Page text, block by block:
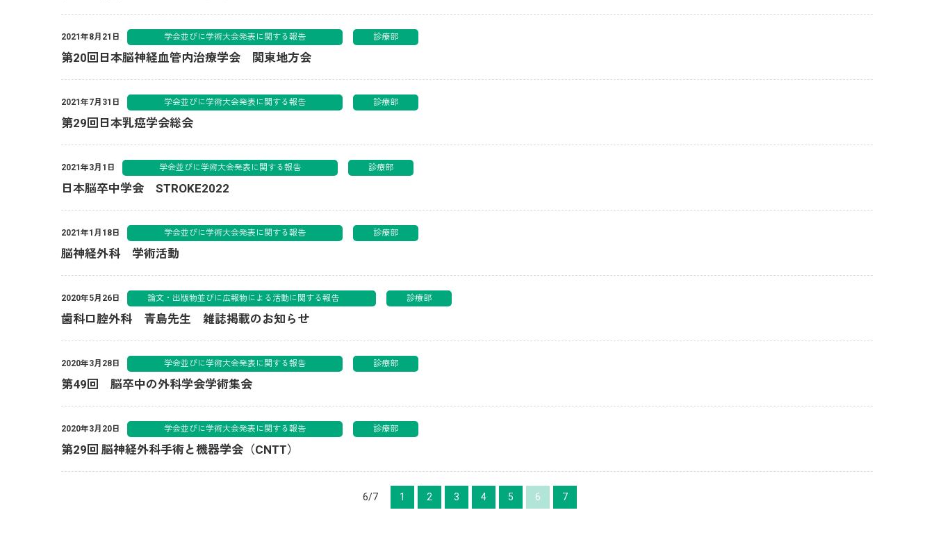
2021年8月21日 学会並びに学術大会発表に関する報告 診療部
第20回日本脳神経血管内治療学会 関東地方会
2021年7月31日 学会並びに学術大会発表に関する報告 診療部
第29回日本乳癌学会総会
2021年3月1日 学会並びに学術大会発表に関する報告 診療部
日本脳卒中学会 STROKE2022
2021年1月18日 学会並びに学術大会発表に関する報告 診療部
脳神経外科 学術活動
2020年5月26日 論文・出版物並びに広報物による活動に関する報告 診療部
歯科口腔外科 青島先生 雑誌掲載のお知らせ
2020年3月28日 学会並びに学術大会発表に関する報告 診療部
第49回 脳卒中の外科学会学術集会
2020年3月20日 学会並びに学術大会発表に関する報告 診療部
第29回 脳神経外科手術と機器学会（CNTT）
6/7 1 2 3 4 5 6 7